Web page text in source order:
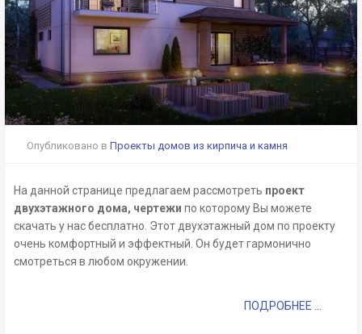
Опубликовано в Проекты домов из кирпича и камня
На данной странице предлагаем рассмотреть проект
двухэтажного дома, чертежи по которому Вы можете
скачать у нас бесплатно. Этот двухэтажный дом по проекту
очень комфортный и эффектный. Он будет гармонично
смотреться в любом окружении.
ПОДРОБНЕЕ ...